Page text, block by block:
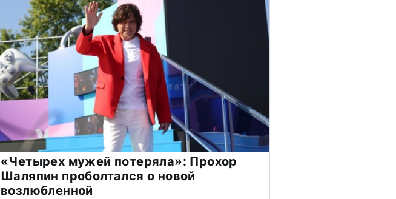
«Четырех мужей потеряла»: Прохор
Шаляпин проболтался о новой
возлюбленной